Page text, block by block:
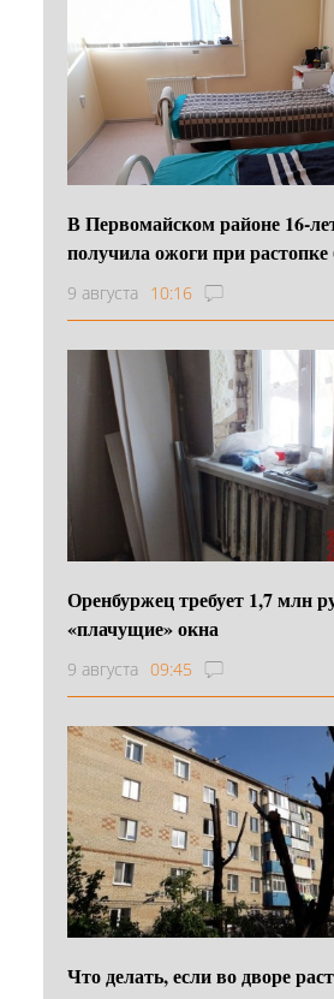
В Первомайском районе
получила ожоги при
9 августа 10:16
Оренбуржец требует 1,7 млн
«плачущие» окна
9 августа 09:45
Что делать, если во дворе